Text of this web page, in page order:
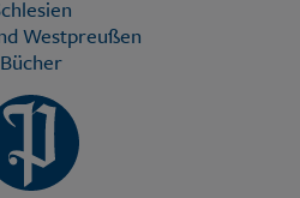
Westpreußen
Bücher